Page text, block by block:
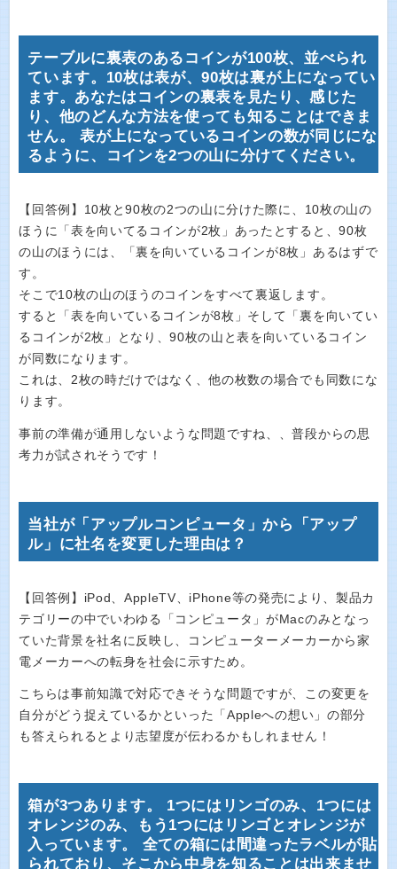
テーブルに裏表のあるコインが100枚、並べられ
ています。10枚は表が、90枚は裏が上になってい
ます。あなたはコインの裏表を見たり、感じた
り、他のどんな方法を使っても知ることはできま
せん。 表が上になっているコインの数が同じにな
るように、コインを2つの山に分けてください。
【回答例】10枚と90枚の2つの山に分けた際に、10枚の山の
ほうに「表を向いてるコインが2枚」あったとすると、90枚
の山のほうには、「裏を向いているコインが8枚」あるはずで
す。
そこで10枚の山のほうのコインをすべて裏返します。
すると「表を向いているコインが8枚」そして「裏を向いてい
るコインが2枚」となり、90枚の山と表を向いているコイン
が同数になります。
これは、2枚の時だけではなく、他の枚数の場合でも同数にな
ります。
事前の準備が通用しないような問題ですね、、普段からの思
考力が試されそうです！
当社が「アップルコンピュータ」から「アップ
ル」に社名を変更した理由は？
【回答例】iPod、AppleTV、iPhone等の発売により、製品カ
テゴリーの中でいわゆる「コンピュータ」がMacのみとなっ
ていた背景を社名に反映し、コンピューターメーカーから家
電メーカーへの転身を社会に示すため。
こちらは事前知識で対応できそうな問題ですが、この変更を
自分がどう捉えているかといった「Appleへの想い」の部分
も答えられるとより志望度が伝わるかもしれません！
箱が3つあります。 1つにはリンゴのみ、1つには
オレンジのみ、もう1つにはリンゴとオレンジが
入っています。 全ての箱には間違ったラベルが貼
られており、そこから中身を知ることは出来ませ